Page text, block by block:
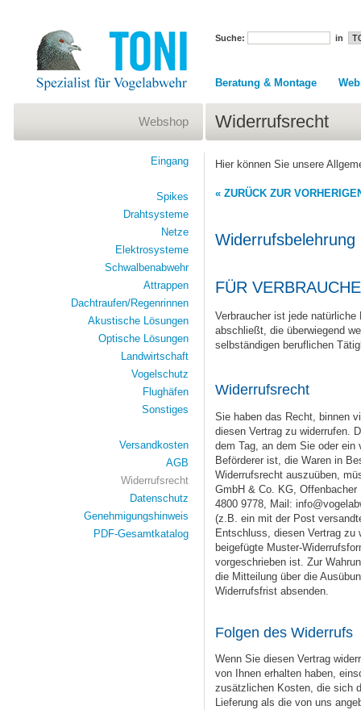
Suche: in
Beratung & Montage
Widerrufsrecht
Hier können Sie unsere
« ZURÜCK ZUR
Widerrufsbelehrung
FÜR
Verbraucher ist jede
abschließt, die überwiegend
selbständigen beruflichen
Widerrufsrecht
Sie haben das Recht, binnen
diesen Vertrag zu widerrufen.
dem Tag, an dem Sie oder ein
Beförderer ist, die Waren in
Widerrufsrecht auszuüben,
GmbH & Co. KG,
4800 9778, Mail:
(z.B. ein mit der Post
Entschluss, diesen Vertrag zu
beigefügte Muster-
vorgeschrieben ist. Zur
die Mitteilung über die
Widerrufsfrist absenden.
Folgen des Widerrufs
Wenn Sie diesen Vertrag
von Ihnen erhalten haben,
zusätzlichen Kosten, die sich
Lieferung als die von uns
Webshop
Eingang
Spikes
Drahtsysteme
Netze
Elektrosysteme
Schwalbenabwehr
Attrappen
Dachtraufen/Regenrinnen
Akustische Lösungen
Optische Lösungen
Landwirtschaft
Vogelschutz
Flughäfen
Sonstiges
Versandkosten
AGB
Widerrufsrecht
Datenschutz
Genehmigungshinweis
PDF-Gesamtkatalog